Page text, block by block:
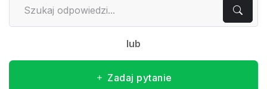
lub
Zadaj pytanie